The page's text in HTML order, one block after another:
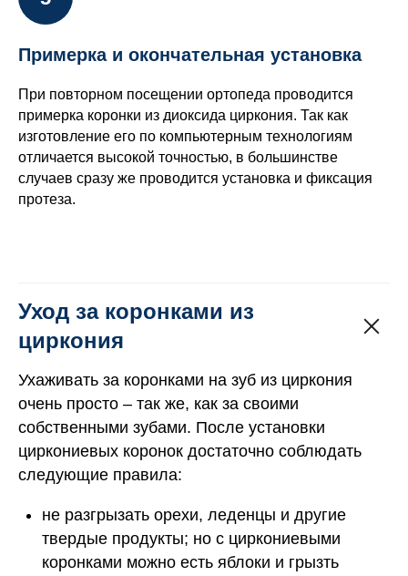
Примерка и окончательная установка
При повторном посещении ортопеда проводится
примерка коронки из диоксида циркония. Так как
изготовление его по компьютерным технологиям
отличается высокой точностью, в большинстве
случаев сразу же проводится установка и фиксация
протеза.
Уход за коронками из
циркония
Ухаживать за коронками на зуб из циркония
очень просто – так же, как за своими
собственными зубами. После установки
циркониевых коронок достаточно соблюдать
следующие правила:
не разгрызать орехи, леденцы и другие
твердые продукты; но с циркониевыми
коронками можно есть яблоки и грызть